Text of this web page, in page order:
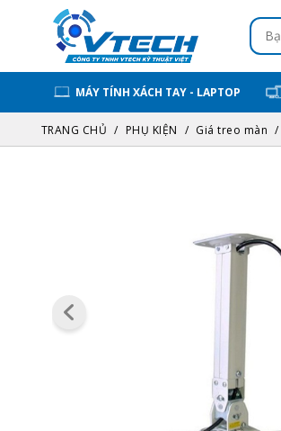
MÁY TÍNH XÁCH TAY - LAPTOP
TRANG CHỦ PHỤ KIỆN Giá treo màn